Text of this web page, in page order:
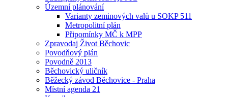
Územní plánování
Varianty zeminových valů u SOKP 511
Metropolitní plán
Připomínky MČ k MPP
Zpravodaj Život Běchovic
Povodňový plán
Povodně 2013
Běchovický uličník
Běžecký závod Běchovice - Praha
Místní agenda 21